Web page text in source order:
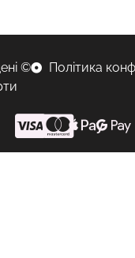
©
Політика